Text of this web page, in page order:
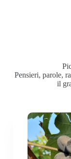
Pensieri, parole,
il